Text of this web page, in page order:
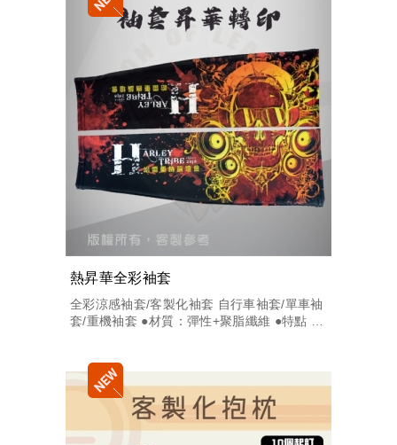
熱昇華全彩袖套
全彩涼感袖套/客製化袖套 自行車袖套/單車袖
套/重機袖套 ●材質：彈性+聚脂纖維 ●特點 :